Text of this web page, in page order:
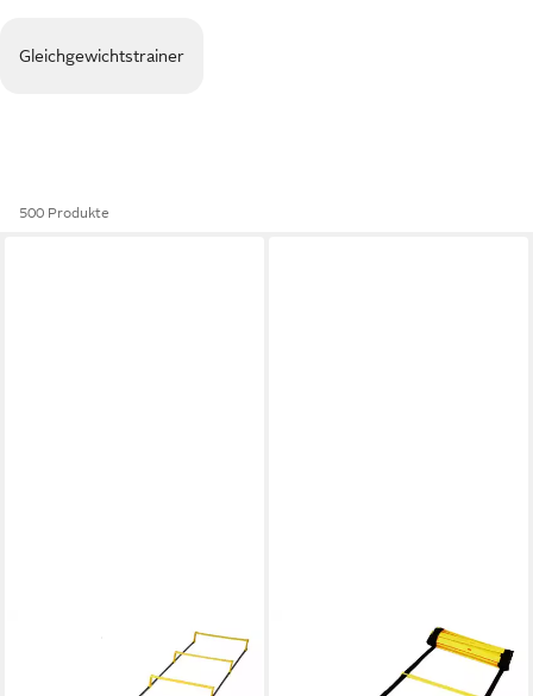
Gleichgewichtstrainer
500 Produkte